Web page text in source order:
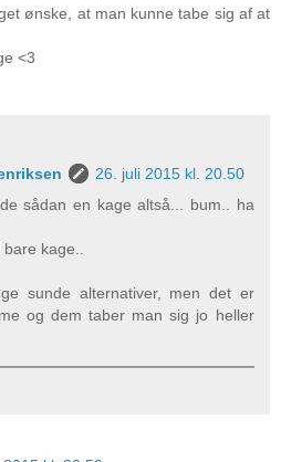
ønske, at man kunne tabe sig af at
<3
26. juli 2015 kl. 20.50
sådan en kage altså... bum.. ha
bare kage..
sunde alternativer, men det er
og dem taber man sig jo heller